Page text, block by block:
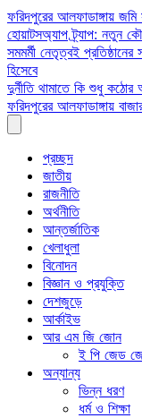
Skip
to
content
ফরিদপুরের আলফাডাঙ্গায়
হোয়াটসঅ্যাপ ট্র্যাপ: নতুন
সমমর্মী নেতৃত্বই প্রতিষ্ঠানের
হিসেবে
দুর্নীতি থামাতে কি শুধু
ফরিদপুরের আলফাডাঙ্গায়
প্রচ্ছদ
জাতীয়
রাজনীতি
অর্থনীতি
আন্তর্জাতিক
খেলাধুলা
বিনোদন
বিজ্ঞান ও প্রযুক্তি
দেশজুড়ে
আর্কাইভ
আর এম জি জোন
ই পি জেড
অন্যান্য
ভিন্ন ধরণ
ধর্ম ও শিক্ষা